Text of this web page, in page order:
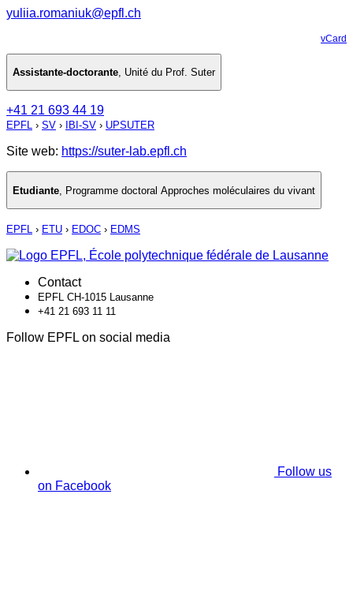
yuliia.romaniuk@epfl.ch
vCard
Assistante-doctorante, Unité du Prof. Suter
+41 21 693 44 19
EPFL › SV › IBI-SV › UPSUTER
Site web: https://suter-lab.epfl.ch
Etudiante Programme doctoral Approches moléculaires du vivant
EPFL › ETU › EDOC › EDMS
Contact
EPFL CH-1015 Lausanne
+41 21 693 11 11
Follow EPFL on social media
Follow us
on Facebook